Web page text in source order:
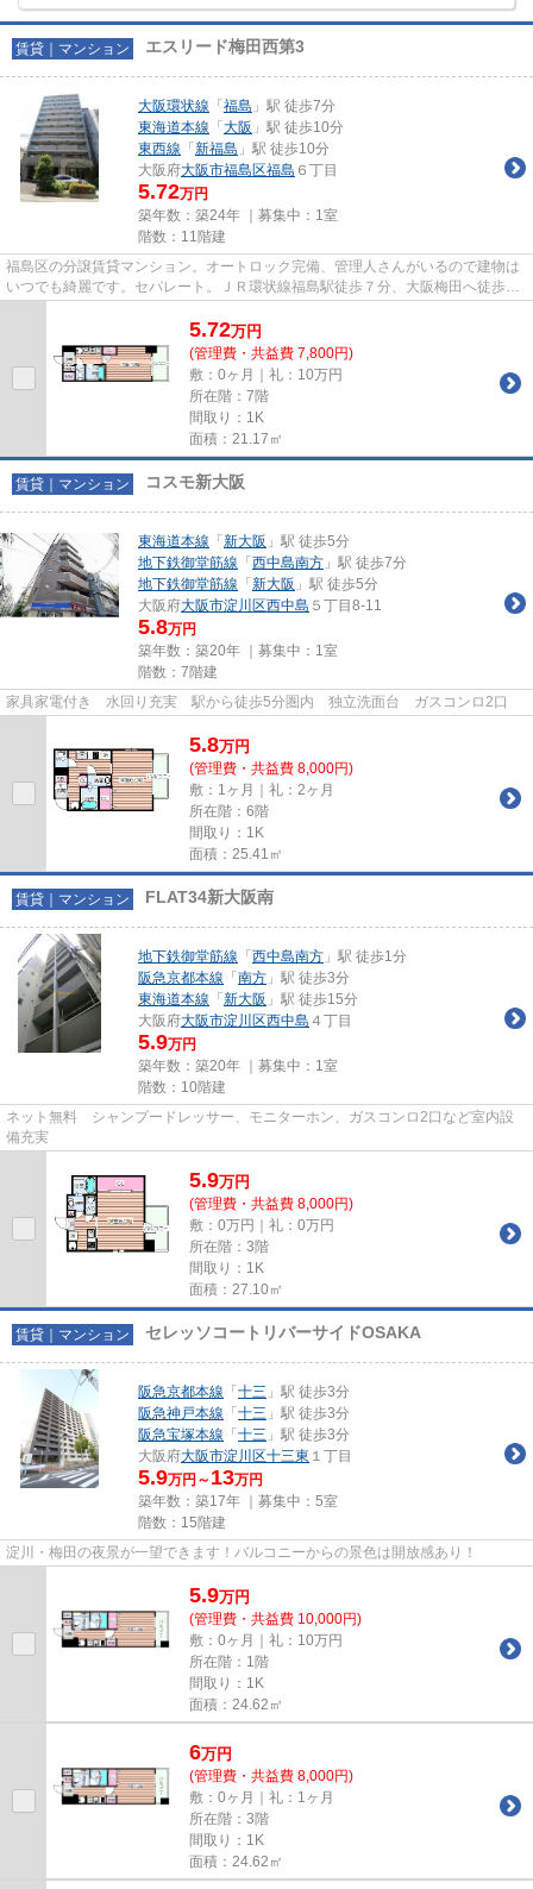
賃貸｜マンション エスリード梅田西第3
大阪環状線 「 福島 」駅 徒歩7分
東海道本線 「 大阪 」駅 徒歩10分
東西線 「 新福島 」駅 徒歩10分
大阪府大阪市福島区福島 ６丁目
5.72万円
築年数：築24年 ｜募集中： 1室
階数：11階建
福島区の分譲賃貸マンション。オートロック完備、管理人さんがいるので建物は
いつでも綺麗です。セパレート。ＪＲ環状線福島駅徒歩７分、大阪梅田へ徒歩１
5.72万円
(管理費・共益費 7,800円)
敷：0ヶ月｜礼：10万円
所在階：7階
間取り：1K
面積：21.17㎡
賃貸｜マンション コスモ新大阪
東海道本線 「 新大阪 」駅 徒歩5分
地下鉄御堂筋線 「 西中島南方 」駅 徒歩7分
地下鉄御堂筋線 「 新大阪 」駅 徒歩5分
大阪府大阪市淀川区西中島 ５丁目8-11
5.8万円
築年数：築20年 ｜募集中： 1室
階数：7階建
家具家電付き 水回り充実 駅から徒歩5分圏内 独立洗面台 ガスコンロ2口
5.8万円
(管理費・共益費 8,000円)
敷：1ヶ月｜礼：2ヶ月
所在階：6階
間取り：1K
面積：25.41㎡
賃貸｜マンション FLAT34新大阪南
地下鉄御堂筋線 「 西中島南方 」駅 徒歩1分
阪急京都本線 「 南方 」駅 徒歩3分
東海道本線 「 新大阪 」駅 徒歩15分
大阪府大阪市淀川区西中島 ４丁目
5.9万円
築年数：築20年 ｜募集中： 1室
階数：10階建
ネット無料 シャンプードレッサー、モニターホン、ガスコンロ2口など室内設
備充実
5.9万円
(管理費・共益費 8,000円)
敷：0万円｜礼：0万円
所在階：3階
間取り：1K
面積：27.10㎡
賃貸｜マンション セレッソコートリバーサイドOSAKA
阪急京都本線 「 十三 」駅 徒歩3分
阪急神戸本線 「 十三 」駅 徒歩3分
阪急宝塚本線 「 十三 」駅 徒歩3分
大阪府大阪市淀川区十三東 １丁目
5.9万円～ 13万円
築年数：築17年 ｜募集中： 5室
階数：15階建
淀川・梅田の夜景が一望できます！バルコニーからの景色は開放感あり！
5.9万円
(管理費・共益費 10,000円)
敷：0ヶ月｜礼：10万円
所在階：1階
間取り：1K
面積：24.62㎡
6万円
(管理費・共益費 8,000円)
敷：0ヶ月｜礼：1ヶ月
所在階：3階
間取り：1K
面積：24.62㎡